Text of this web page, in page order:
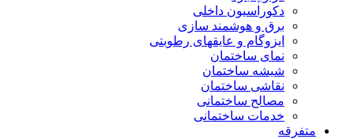
دکوراسیون داخلی
برق و هوشمند سازی
ایزوگام و عایقهای رطوبتی
نمای ساختمان
شیشه ساختمان
نقاشی ساختمان
مصالح ساختمانی
خدمات ساختمانی
متفرقه